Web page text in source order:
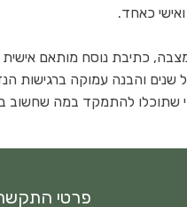
כאחד.
כתיבת נוסח מותאם
של שנים והבנה עמוקה ברגישות
שתוכלו להתמקד במה שחשוב
פרטי